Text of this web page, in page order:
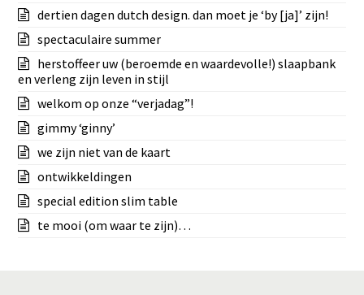
dertien dagen dutch design. dan moet je ‘by [ja]’ zijn!
spectaculaire summer
herstoffeer uw (beroemde en waardevolle!) slaapbank
en verleng zijn leven in stijl
welkom op onze “verjadag”!
gimmy ‘ginny’
we zijn niet van de kaart
ontwikkeldingen
special edition slim table
te mooi (om waar te zijn)…